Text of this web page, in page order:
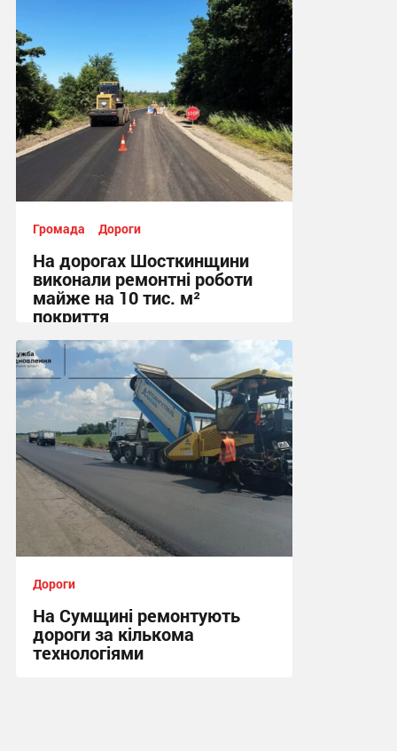
Громада Дороги
На дорогах Шосткинщини
виконали ремонтні роботи
майже на 10 тис. м²
покриття
20:02, 23.07.2026
Дороги
На Сумщині ремонтують
дороги за кількома
технологіями